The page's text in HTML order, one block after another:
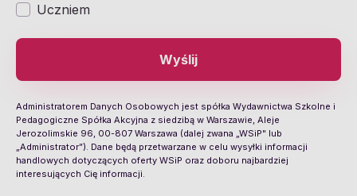
Uczniem
Wyślij
Administratorem Danych Osobowych jest spółka Wydawnictwa Szkolne i
Pedagogiczne Spółka Akcyjna z siedzibą w Warszawie, Aleje
Jerozolimskie 96, 00-807 Warszawa (dalej zwana „WSiP" lub
„Administrator”). Dane będą przetwarzane w celu wysyłki informacji
handlowych dotyczących oferty WSiP oraz doboru najbardziej
interesujących Cię informacji.